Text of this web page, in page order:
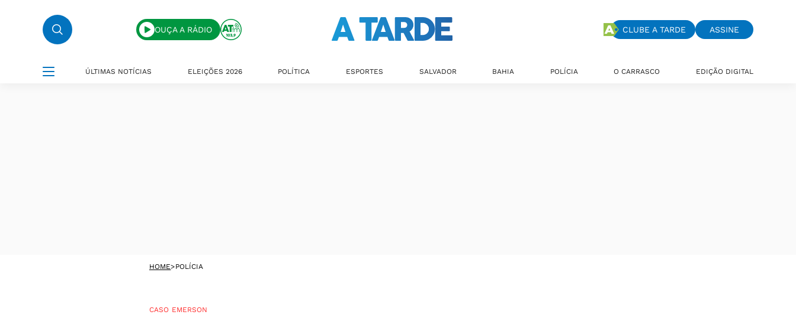
OUÇA A RÁDIO CLUBE A TARDE ASSINE
ÚLTIMAS NOTÍCIAS ELEIÇÕES 2026 POLÍTICA ESPORTES SALVADOR BAHIA POLÍCIA O CARRASCO EDIÇÃO DIGITAL
HOME>POLÍCIA
CASO EMERSON